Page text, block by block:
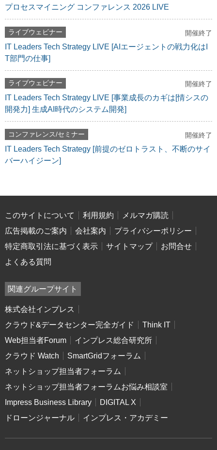
プロセスマイニング コンファレンス 2026 LIVE
ライブウェビナー 開催終了
IT Leaders Tech Strategy LIVE [AIエージェントの戦力化はI
T部門の仕事]
ライブウェビナー 開催終了
IT Leaders Tech Strategy LIVE [事業成長のカギは[情シスの
開発力] 生成AI時代のシステム開発]
コンファレンス/セミナー 開催終了
IT Leaders Tech Strategy [前提のゼロトラスト、不断のサイ
バーハイジーン]
このサイトについて 利用規約
メルマガ購読
広告掲載のご案内
会社案内
プライバシーポリシー
特定商取引法に基づく表示
サイトマップ
お問合せ
よくある質問
関連グループサイト
株式会社インプレス
クラウド&データセンター完全ガイド
Think IT
Web担当者Forum
インプレス総合研究所
クラウド Watch
SmartGridフォーラム
ネットショップ担当者フォーラム
ネットショップ担当者フォーラムお悩み相談室
Impress Business Library
DIGITAL X
ドローンジャーナル
インプレス・アカデミー